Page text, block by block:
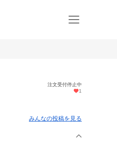
注文受付停止中
1
みんなの投稿を見る